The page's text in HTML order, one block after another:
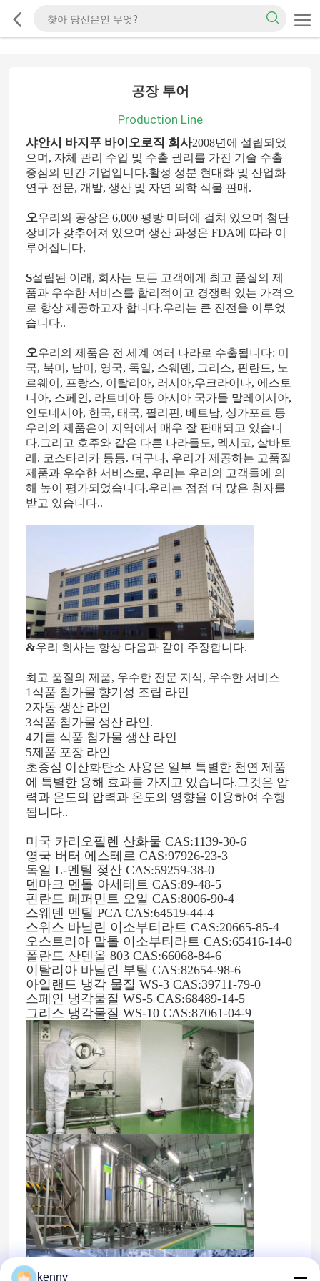
공장 투어
Production Line
샤안시 바지푸 바이오로직 회사2008년에 설립되었
으며, 자체 관리 수입 및 수출 권리를 가진 기술 수출
중심의 민간 기업입니다.활성 성분 현대화 및 산업화
연구 전문, 개발, 생산 및 자연 의학 식물 판매.
오우리의 공장은 6,000 평방 미터에 걸쳐 있으며 첨단
장비가 갖추어져 있으며 생산 과정은 FDA에 따라 이
루어집니다.
S설립된 이래, 회사는 모든 고객에게 최고 품질의 제
품과 우수한 서비스를 합리적이고 경쟁력 있는 가격으
로 항상 제공하고자 합니다.우리는 큰 진전을 이루었
습니다..
오우리의 제품은 전 세계 여러 나라로 수출됩니다: 미
국, 북미, 남미, 영국, 독일, 스웨덴, 그리스, 핀란드, 노
르웨이, 프랑스, 이탈리아, 러시아,우크라이나, 에스토
니아, 스페인, 라트비아 등 아시아 국가들 말레이시아,
인도네시아, 한국, 태국, 필리핀, 베트남, 싱가포르 등
우리의 제품은이 지역에서 매우 잘 판매되고 있습니
다.그리고 호주와 같은 다른 나라들도, 멕시코, 살바토
레, 코스타리카 등등. 더구나, 우리가 제공하는 고품질
제품과 우수한 서비스로, 우리는 우리의 고객들에 의
해 높이 평가되었습니다.우리는 점점 더 많은 환자를
받고 있습니다..
&우리 회사는 항상 다음과 같이 주장합니다.
최고 품질의 제품, 우수한 전문 지식, 우수한 서비스
1식품 첨가물 향기성 조립 라인
2자동 생산 라인
3식품 첨가물 생산 라인.
4기름 식품 첨가물 생산 라인
5제품 포장 라인
초중심 이산화탄소 사용은 일부 특별한 천연 제품
에 특별한 용해 효과를 가지고 있습니다.그것은 압
력과 온도의 압력과 온도의 영향을 이용하여 수행
됩니다..
미국 카리오필렌 산화물 CAS:1139-30-6
영국 버터 에스테르 CAS:97926-23-3
독일 L-멘틸 젖산 CAS:59259-38-0
덴마크 멘톨 아세테트 CAS:89-48-5
핀란드 페퍼민트 오일 CAS:8006-90-4
스웨덴 멘틸 PCA CAS:64519-44-4
스위스 바닐린 이소부티라트 CAS:20665-85-4
오스트리아 말톨 이소부티라트 CAS:65416-14-0
폴란드 산덴올 803 CAS:66068-84-6
이탈리아 바닐린 부틸 CAS:82654-98-6
아일랜드 냉각 물질 WS-3 CAS:39711-79-0
스페인 냉각물질 WS-5 CAS:68489-14-5
그리스 냉각물질 WS-10 CAS:87061-04-9
kenny